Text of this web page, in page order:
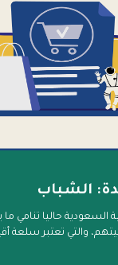
الشباب
والتي تعتبر سلعة